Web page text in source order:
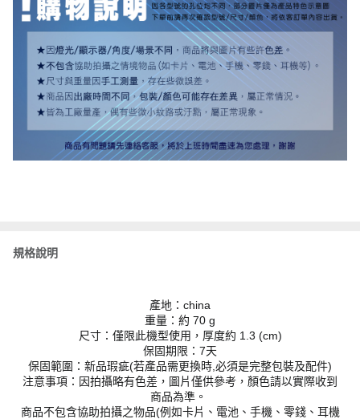
規格說明
產地：china
重量：約 70 g
尺寸：僅限此機型使用，厚度約 1.3 (cm)
保固期限：7天
保固範圍：新品瑕疵(若產品需更換時,必須是完整包裝及配件)
注意事項：因拍攝略有色差，圖片僅供參考，顏色請以實際收到
商品為準。
商品不包含協助拍攝之物品(例如卡片、電池、手機、零錢、耳機